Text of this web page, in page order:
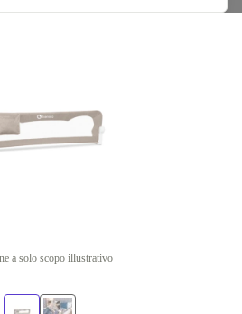
a solo scopo illustrativo